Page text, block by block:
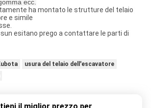
ecc.
ha montato le strutture del telaio
e simile
esitano prego a contattare le parti di
usura del telaio dell'escavatore
il miglior prezzo per